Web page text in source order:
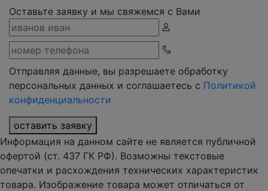
Оставьте заявку и мы свяжемся с Вами
Отправляя данные, вы разрешаете обработку
персональных данных и соглашаетесь с Политикой
конфиденциальности
оставить заявку
Информация на данном сайте не является публичной
офертой (ст. 437 ГК РФ). Возможны текстовые
опечатки и расхождения технических характеристик
товара. Изображение товара может отличаться от